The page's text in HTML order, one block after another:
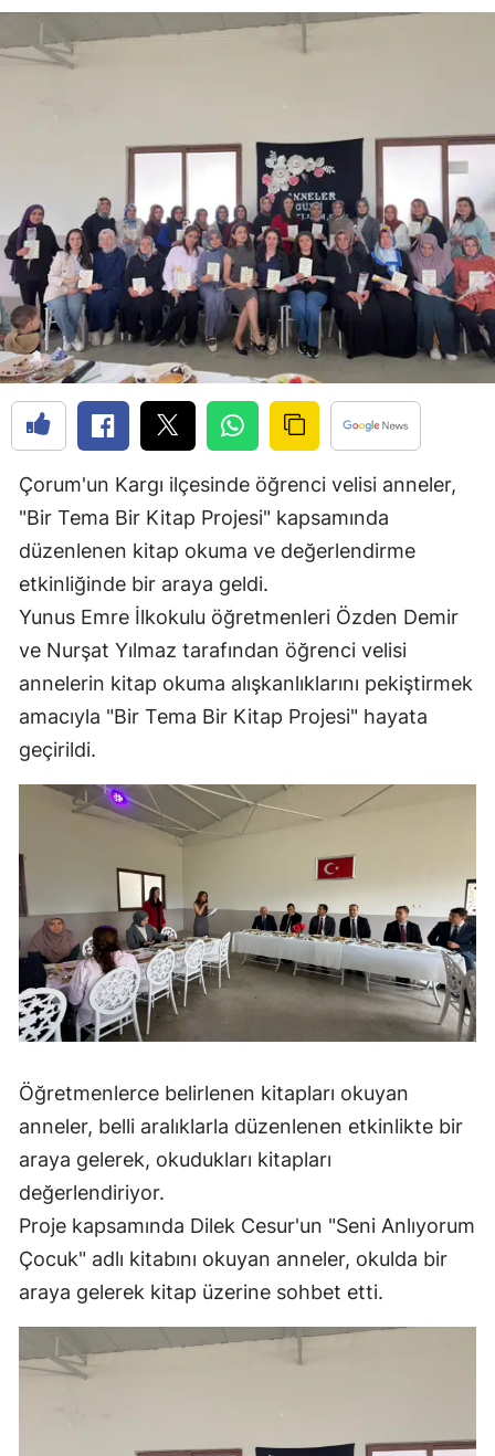
Burdur
Çorum
Denizli
Diyarbakır
Edirne
Elazığ
Erzincan
Erzurum
Eskişehir
Gaziantep
Giresun
Gümüşhane
Hakkari
Isparta
İstanbul
İzmir
Kars
Kastamonu
Kırklareli
Kütahya
Malatya
Çorum'un Kargı ilçesinde öğrenci velisi anneler,
"Bir Tema Bir Kitap Projesi" kapsamında
düzenlenen kitap okuma ve değerlendirme
etkinliğinde bir araya geldi.
Yunus Emre İlkokulu öğretmenleri Özden Demir
ve Nurşat Yılmaz tarafından öğrenci velisi
annelerin kitap okuma alışkanlıklarını pekiştirmek
amacıyla "Bir Tema Bir Kitap Projesi" hayata
geçirildi.
Öğretmenlerce belirlenen kitapları okuyan
anneler, belli aralıklarla düzenlenen etkinlikte bir
araya gelerek, okudukları kitapları
değerlendiriyor.
Proje kapsamında Dilek Cesur'un "Seni Anlıyorum
Çocuk" adlı kitabını okuyan anneler, okulda bir
araya gelerek kitap üzerine sohbet etti.